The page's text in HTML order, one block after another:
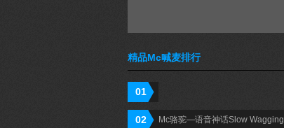
精品Mc喊麦排行
01
Mc小狼—语音神话 shout it out
02 Mc骆驼—语音神话Slow Wagging